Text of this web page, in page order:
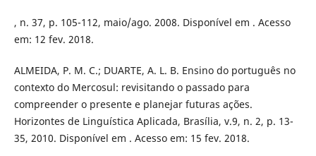
, n. 37, p. 105-112, maio/ago. 2008. Disponível em . Acesso
em: 12 fev. 2018.
ALMEIDA, P. M. C.; DUARTE, A. L. B. Ensino do português no
contexto do Mercosul: revisitando o passado para
compreender o presente e planejar futuras ações.
Horizontes de Linguística Aplicada, Brasília, v.9, n. 2, p. 13-
35, 2010. Disponível em . Acesso em: 15 fev. 2018.